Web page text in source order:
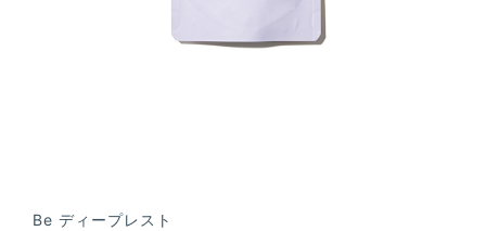
Be ディープレスト